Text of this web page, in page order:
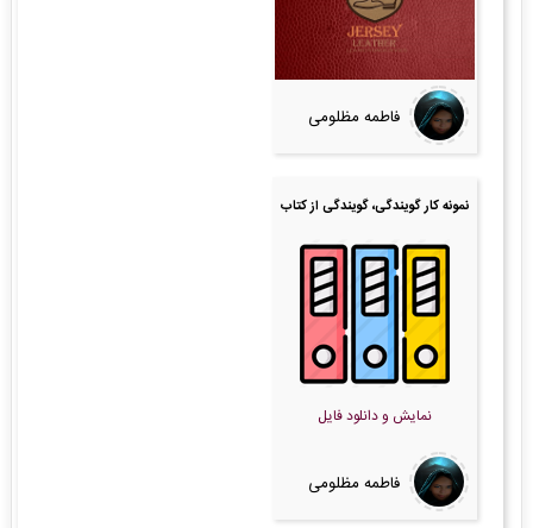
فاطمه مظلومی
نمونه کار گویندگی، گویندگی از کتاب
نمایش و دانلود فایل
فاطمه مظلومی